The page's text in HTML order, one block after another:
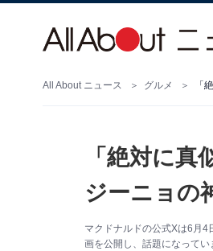
All About ニュース グルメ
「絶対に
ジーニョの
マクドナルドの公式Xは6月4
画を公開し、話題になってい